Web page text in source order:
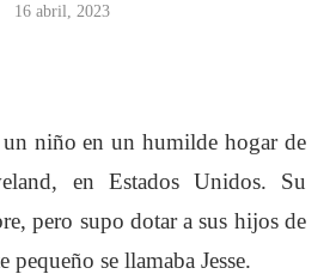
16 abril, 2023
niño en un humilde hogar de
en Estados Unidos. Su
pero supo dotar a sus hijos de
pequeño se llamaba Jesse.